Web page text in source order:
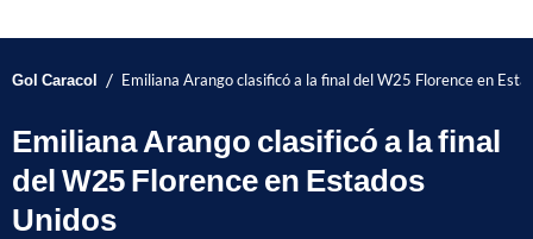
Gol Caracol / Emiliana Arango clasificó a la final del W25 Florence en
Emiliana Arango clasificó a la final
del W25 Florence en Estados
Unidos